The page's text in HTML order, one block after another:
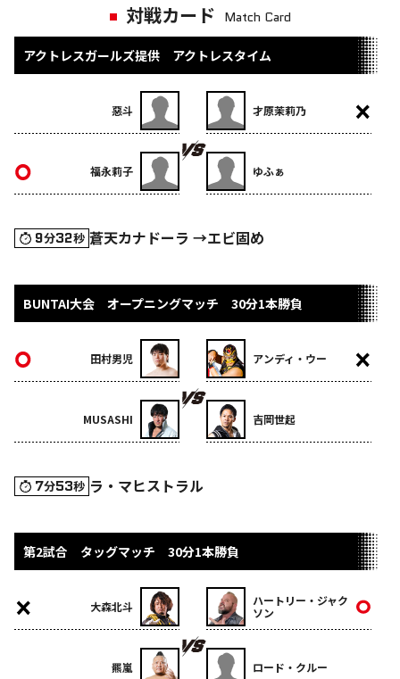
対戦カード Match Card
アクトレスガールズ提供 アクトレスタイム
惡斗
福永莉子
才原茉莉乃
ゆふぁ
9分32秒 蒼天カナドーラ →エビ固め
BUNTAI大会 オープニングマッチ 30分1本勝負
田村男児
MUSASHI
アンディ・ウー
吉岡世起
7分53秒 ラ・マヒストラル
第2試合 タッグマッチ 30分1本勝負
大森北斗
羆嵐
ハートリー・ジャク
ソン
ロード・クルー